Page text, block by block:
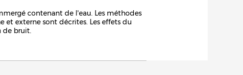
contenant de l'eau. Les méthodes
externe sont décrites. Les effets du
de bruit.